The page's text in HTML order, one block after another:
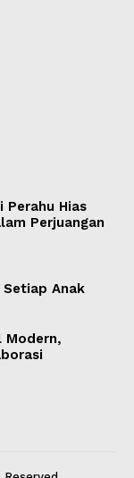
Perahu Hias
Perjuangan
Setiap Anak
Modern,